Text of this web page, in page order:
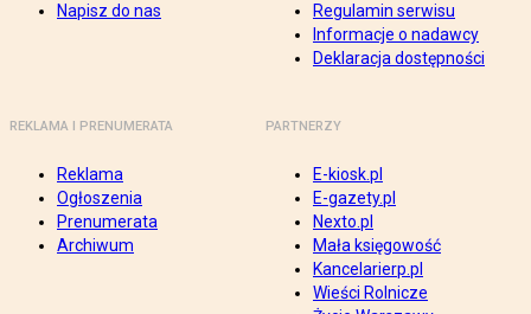
Napisz do nas
Regulamin serwisu
Informacje o nadawcy
Deklaracja dostępności
REKLAMA I PRENUMERATA
Reklama
Ogłoszenia
Prenumerata
Archiwum
PARTNERZY
E-kiosk.pl
E-gazety.pl
Nexto.pl
Mała księgowość
Kancelarierp.pl
Wieści Rolnicze